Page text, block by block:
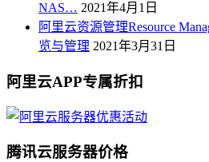
NAS… 2021年4月1日
阿里云资源管理Resource
览与管理 2021年3月31日
阿里云APP专属折扣
腾讯云服务器价格